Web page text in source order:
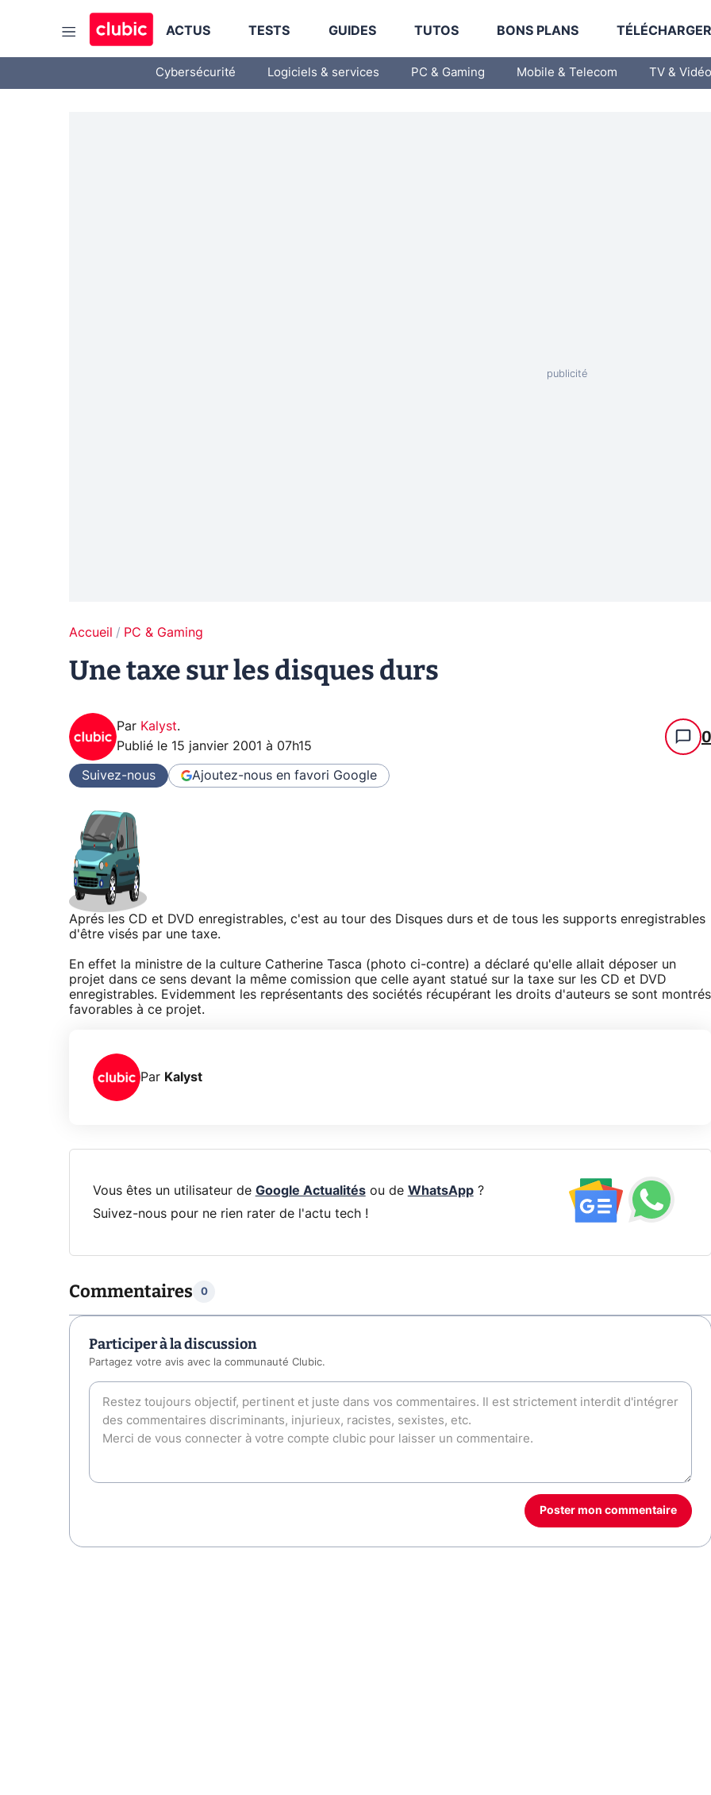
ACTUS TESTS GUIDES TUTOS BONS PLANS
Cybersécurité Logiciels & services PC & Gaming Mobile & Telecom TV & Vidéo
Accueil PC & Gaming
Une taxe sur les disques durs
Par Kalyst.
Publié le 15 janvier 2001 à 07h15 0
Suivez-nous Ajoutez-nous en favori Google
Aprés les CD et DVD enregistrables, c'est au tour des Disques durs et de tous les supports enregistrables
d'être visés par une taxe.
En effet la ministre de la culture Catherine Tasca (photo ci-contre) a déclaré qu'elle allait déposer un
projet dans ce sens devant la même comission que celle ayant statué sur la taxe sur les CD et DVD
enregistrables. Evidemment les représentants des sociétés récupérant les droits d'auteurs se sont montrés
favorables à ce projet.
Par Kalyst
Vous êtes un utilisateur de Google Actualitésou de WhatsApp?
Suivez-nous pour ne rien rater de l'actu tech !
Commentaires 0
Participer à la discussion
Partagez votre avis avec la communauté Clubic.
Poster mon commentaire